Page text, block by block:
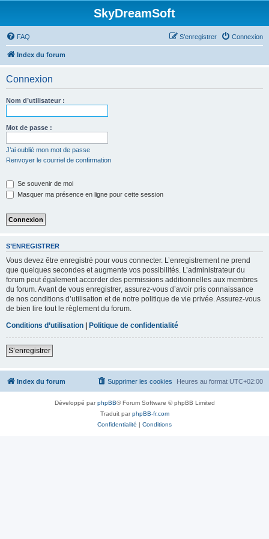
SkyDreamSoft
FAQ Connexion
S’enregistrer
Index du forum
Connexion
Nom d’utilisateur :
Mot de passe :
J’ai oublié mon mot de passe
Renvoyer le courriel de confirmation
Se souvenir de moi
Masquer ma présence en ligne pour cette session
S’ENREGISTRER
Vous devez être enregistré pour vous connecter. L’enregistrement ne prend
que quelques secondes et augmente vos possibilités. L’administrateur du
forum peut également accorder des permissions additionnelles aux membres
du forum. Avant de vous enregistrer, assurez-vous d’avoir pris connaissance
de nos conditions d’utilisation et de notre politique de vie privée. Assurez-vous
de bien lire tout le règlement du forum.
Conditions d’utilisation | Politique de confidentialité
S’enregistrer
Index du forum Heures au format UTC+02:00
Supprimer les cookies
Développé parphpBB® Forum Software © phpBB Limited
Traduit parphpBB-fr.com
Confidentialité | Conditions